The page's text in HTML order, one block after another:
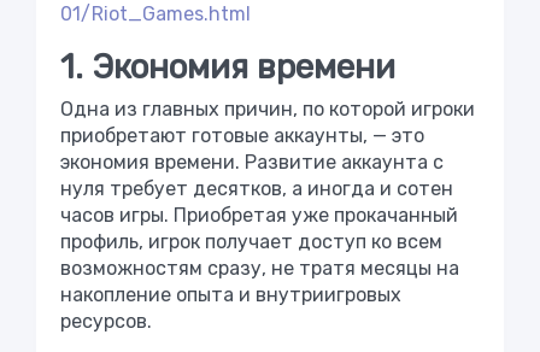
01/Riot_Games.html
1. Экономия времени
Одна из главных причин, по которой игроки
приобретают готовые аккаунты, — это
экономия времени. Развитие аккаунта с
нуля требует десятков, а иногда и сотен
часов игры. Приобретая уже прокачанный
профиль, игрок получает доступ ко всем
возможностям сразу, не тратя месяцы на
накопление опыта и внутриигровых
ресурсов.